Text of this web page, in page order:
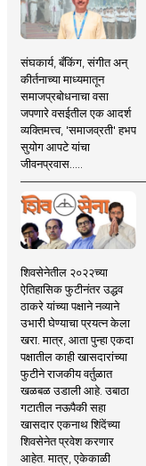
संघकार्य, बँकिंग, संगीत अन्
कीर्तनाच्या माध्यमातून
समाजप्रबोधनाचा वसा
जपणारे वसईतील एक आदर्श
व्यक्तिमत्त्व, 'समाजव्रती' हभप
सुयोग आपटे यांचा
जीवनप्रवास.....
शिवसेनेतील २०२२च्या
ऐतिहासिक फुटीनंतर उद्धव
ठाकरे यांच्या पक्षाने नव्याने
उभारी घेण्याचा प्रयत्न केला
खरा. मात्र, आता पुन्हा एकदा
पक्षातील काही खासदारांच्या
फुटीने राजकीय वर्तुळात
खळबळ उडाली आहे. उबाठा
गटातील नऊपैकी सहा
खासदार एकनाथ शिंदेंच्या
शिवसेनेत प्रवेश करणार
आहेत. मात्र, एकेकाळी